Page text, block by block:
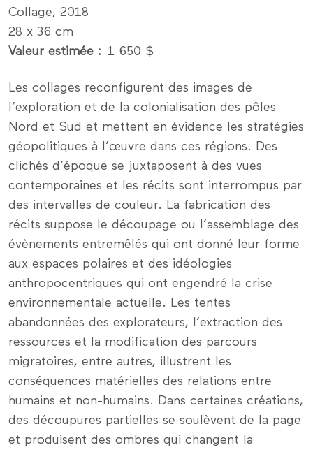
Collage, 2018
28 x 36 cm
Valeur estimée
1 650 $
Les collages reconfigurent des images de
l’exploration et de la colonialisation des pôles
Nord et Sud et mettent en évidence les stratégies
géopolitiques à l’œuvre dans ces régions. Des
clichés d’époque se juxtaposent à des vues
contemporaines et les récits sont interrompus par
des intervalles de couleur. La fabrication des
récits suppose le découpage ou l’assemblage des
évènements entremêlés qui ont donné leur forme
aux espaces polaires et des idéologies
anthropocentriques qui ont engendré la crise
environnementale actuelle. Les tentes
abandonnées des explorateurs, l’extraction des
ressources et la modification des parcours
migratoires, entre autres, illustrent les
conséquences matérielles des relations entre
humains et non-humains. Dans certaines créations,
des découpures partielles se soulèvent de la page
et produisent des ombres qui changent la